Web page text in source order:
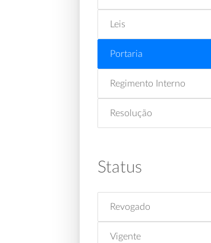
Leis
Portaria
Regimento Interno
Resolução
Status
Revogado
Vigente